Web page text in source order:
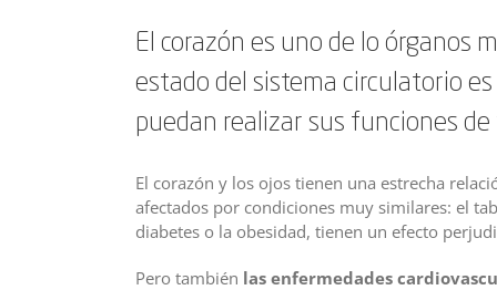
El corazón es uno de lo órganos
estado del sistema circulatorio
puedan realizar sus funciones
El corazón y los ojos tienen una estrecha
afectados por condiciones muy similares: el
diabetes o la obesidad, tienen un efecto
Pero también las enfermedades